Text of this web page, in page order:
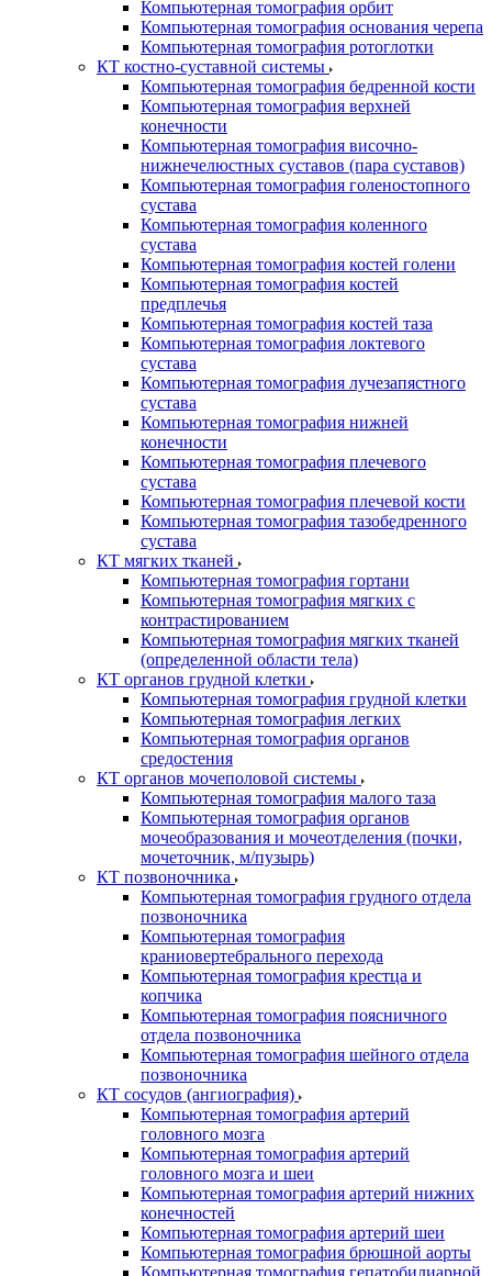
Компьютерная томография орбит
Компьютерная томография основания черепа
Компьютерная томография ротоглотки
КТ костно-суставной системы
Компьютерная томография бедренной кости
Компьютерная томография верхней
конечности
Компьютерная томография височно-
нижнечелюстных суставов (пара суставов)
Компьютерная томография голеностопного
сустава
Компьютерная томография коленного
сустава
Компьютерная томография костей голени
Компьютерная томография костей
предплечья
Компьютерная томография костей таза
Компьютерная томография локтевого
сустава
Компьютерная томография лучезапястного
сустава
Компьютерная томография нижней
конечности
Компьютерная томография плечевого
сустава
Компьютерная томография плечевой кости
Компьютерная томография тазобедренного
сустава
КТ мягких тканей
Компьютерная томография гортани
Компьютерная томография мягких с
контрастированием
Компьютерная томография мягких тканей
(определенной области тела)
КТ органов грудной клетки
Компьютерная томография грудной клетки
Компьютерная томография легких
Компьютерная томография органов
средостения
КТ органов мочеполовой системы
Компьютерная томография малого таза
Компьютерная томография органов
мочеобразования и мочеотделения (почки,
мочеточник, м/пузырь)
КТ позвоночника
Компьютерная томография грудного отдела
позвоночника
Компьютерная томография
краниовертебрального перехода
Компьютерная томография крестца и
копчика
Компьютерная томография поясничного
отдела позвоночника
Компьютерная томография шейного отдела
позвоночника
КТ сосудов (ангиография)
Компьютерная томография артерий
головного мозга
Компьютерная томография артерий
головного мозга и шеи
Компьютерная томография артерий нижних
конечностей
Компьютерная томография артерий шеи
Компьютерная томография брюшной аорты
Компьютерная томография гепатобилиарной